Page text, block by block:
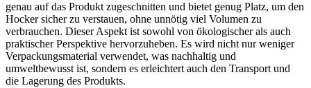
genau auf das Produkt zugeschnitten und bietet genug Platz, um den
Hocker sicher zu verstauen, ohne unnötig viel Volumen zu
verbrauchen. Dieser Aspekt ist sowohl von ökologischer als auch
praktischer Perspektive hervorzuheben. Es wird nicht nur weniger
Verpackungsmaterial verwendet, was nachhaltig und
umweltbewusst ist, sondern es erleichtert auch den Transport und
die Lagerung des Produkts.